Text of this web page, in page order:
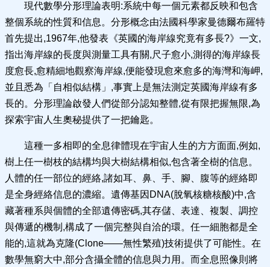
現代數學分形理論表明:系統中每一個元素都反映和包含
整個系統的性質和信息。分形概念由法國科學家曼德爾布羅特
首先提出,1967年,他發表《英國的海岸線究竟有多長?》一文,
指出海岸線的長度與測量工具有關,尺子愈小,測得的海岸線長
度愈長,愈精細地觀察海岸線,便能發現愈來愈多的海灣和海岬,
並且悉為「自相似結構」,事實上是無法測定英國海岸線有多
長的。分形理論啟發人們從部分認知整體,從有限把握無限,為
探索宇宙人生奧秘提供了一把鑰匙。
這種一多相即的全息律體現在宇宙人生的方方面面,例如,
樹上任一樹枝的結構均與大樹結構相似,包含著全樹的信息。
人體的任一部位的經絡,諸如耳、鼻、手、腳、腹等的經絡即
是全身經絡信息的濃縮。遺傳基因DNA(脫氧核糖核酸)中,含
藏著種系與個體的全部遺傳密碼,其存儲、表達、複製、調控
與傳遞的機制,構成了一個完整與自洽的環。任一細胞都是全
能的,這就為克隆(Clone——無性繁殖)技術提供了可能性。在
數學無窮大中,部分含攝全體的信息與力用。而全息照像則將